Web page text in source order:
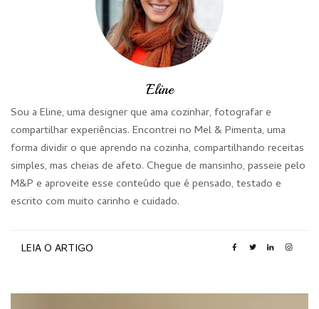
Eline
Sou a Eline, uma designer que ama cozinhar, fotografar e
compartilhar experiências. Encontrei no Mel & Pimenta, uma
forma dividir o que aprendo na cozinha, compartilhando receitas
simples, mas cheias de afeto. Chegue de mansinho, passeie pelo
M&P e aproveite esse conteúdo que é pensado, testado e
escrito com muito carinho e cuidado.
LEIA O ARTIGO